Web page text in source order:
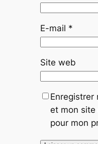
E-mail *
Site web
Enregistrer
et mon site
pour mon